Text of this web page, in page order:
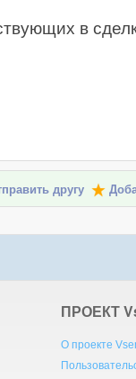
в
другу
ПРОЕКТ V
О проекте